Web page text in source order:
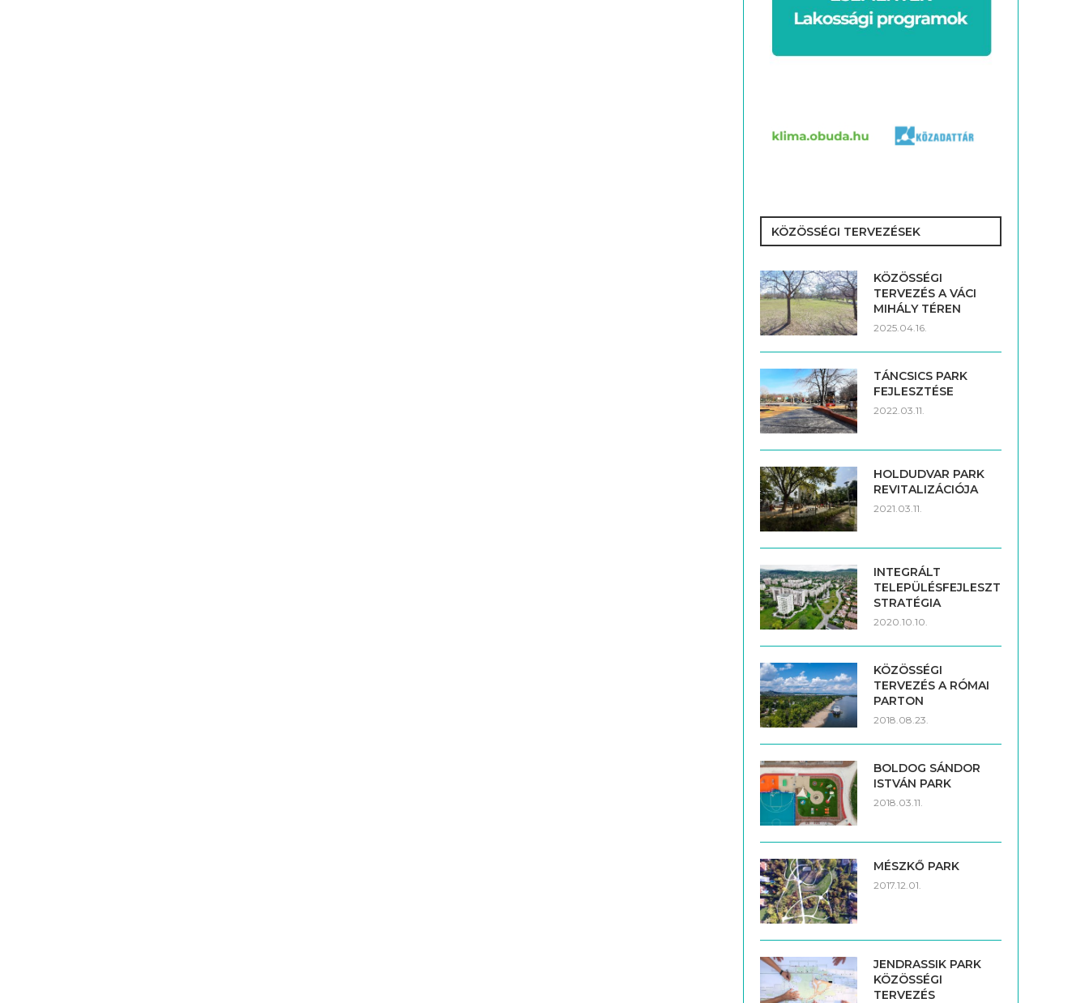
KÖZÖSSÉGI TERVEZÉSEK
KÖZÖSSÉGI
TERVEZÉS A VÁCI
MIHÁLY TÉREN
2025.04.16.
TÁNCSICS PARK
FEJLESZTÉSE
2022.03.11.
HOLDUDVAR PARK
REVITALIZÁCIÓJA
2021.03.11.
INTEGRÁLT
TELEPÜLÉSFEJLESZTÉSI
STRATÉGIA
2020.10.10.
KÖZÖSSÉGI
TERVEZÉS A RÓMAI
PARTON
2018.08.23.
BOLDOG SÁNDOR
ISTVÁN PARK
2018.03.11.
MÉSZKŐ PARK
2017.12.01.
JENDRASSIK PARK
KÖZÖSSÉGI
TERVEZÉS